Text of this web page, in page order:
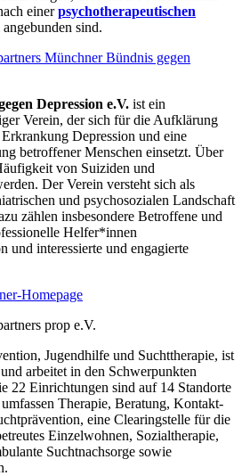
einerpsychotherapeutischen
sind.
Depression e.V. ist ein
Verein, der sich für die Aufklärung
Depression und eine
betroffener Menschen einsetzt. Über
von Suiziden und
Der Verein versteht sich als
und psychosozialen Landschaft
zählen insbesondere Betroffene und
Helfer*innen
und interessierte und engagierte
Homepage
Jugendhilfe und Suchttherapie, ist
arbeitet in den Schwerpunkten
22 Einrichtungen sind auf 14 Standorte
Therapie, Beratung, Kontakt-
eine Clearingstelle für die
Einzelwohnen, Sozialtherapie,
Suchtnachsorge sowie